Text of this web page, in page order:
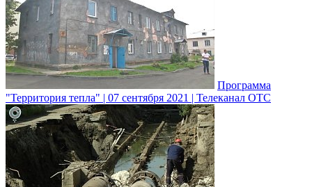
Программа
"Территория тепла" | 07 сентября 2021 | Телеканал ОТС